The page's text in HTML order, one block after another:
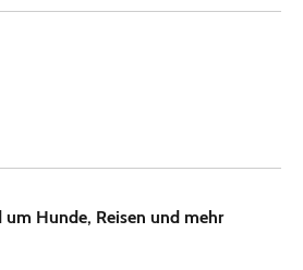
um Hunde, Reisen und mehr